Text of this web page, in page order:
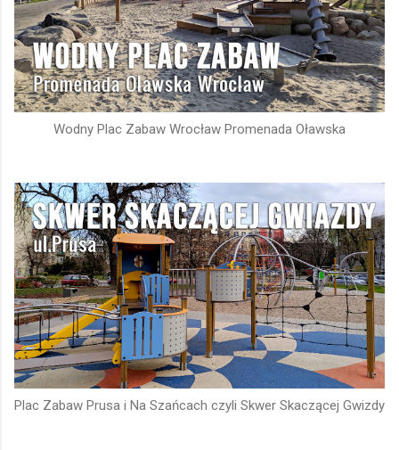
Wodny Plac Zabaw Wrocław Promenada Oławska
Plac Zabaw Prusa i Na Szańcach czyli Skwer Skaczącej Gwizdy